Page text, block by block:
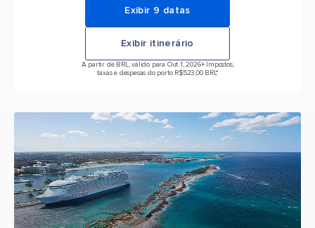
Exibir 9 datas
Exibir itinerário
A partir de BRL, válido para Out 1, 2026+ Impostos,
taxas e despesas do porto R$523,00 BRL*